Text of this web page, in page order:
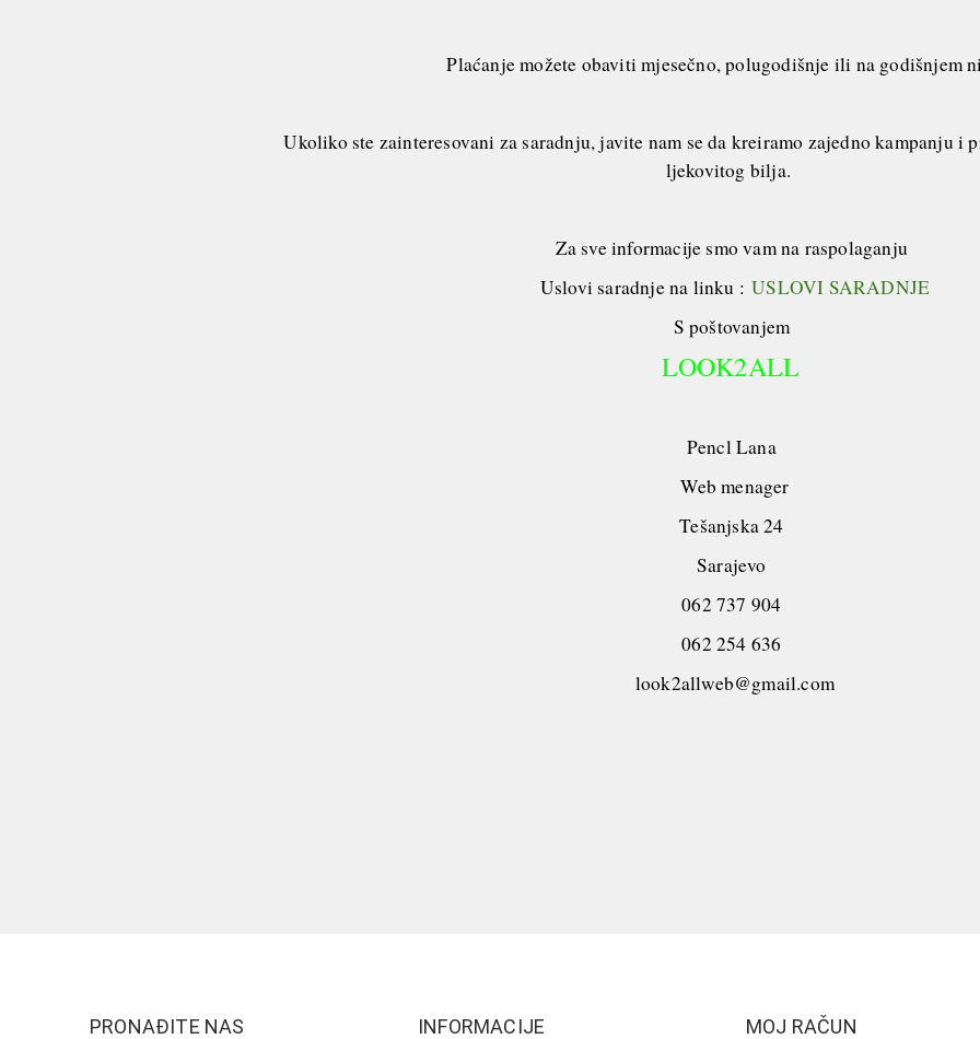
Plaćanje možete obaviti mjesečno, polugodišnje ili na godišnjem
Ukoliko ste zainteresovani za saradnju, javite nam se da kreiramo zajedno kampanju i
ljekovitog bilja.
Za sve informacije smo vam na raspolaganju
Uslovi saradnje na linku :USLOVI SARADNJE
S poštovanjem
LOOK2ALL
Pencl Lana
Web menager
Tešanjska 24
Sarajevo
062 737 904
062 254 636
look2allweb@gmail.com
PRONAĐITE NAS INFORMACIJE MOJ RAČUN